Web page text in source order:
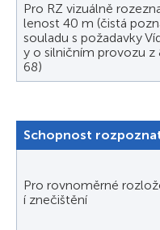
Pro RZ vizuálně
lenost 40 m (čistá
souladu s požadavky
y o silničním provozu z
68)
Schopnost
Pro rovnoměrné
í znečištění